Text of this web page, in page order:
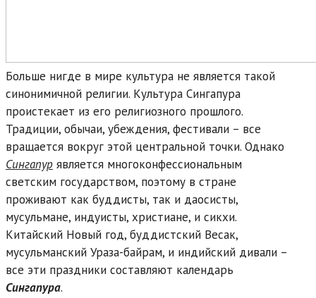
Больше нигде в мире культура не является такой
синонимичной религии. Культура Сингапура
проистекает из его религиозного прошлого.
Традиции, обычаи, убеждения, фестивали – все
вращается вокруг этой центральной точки. Однако
Сингапур является многоконфессиональным
светским государством, поэтому в стране
проживают как буддисты, так и даосисты,
мусульмане, индуисты, христиане, и сикхи.
Китайский Новый год, буддистский Весак,
мусульманский Ураза-байрам, и индийский дивали –
все эти праздники составляют календарь
Сингапура.